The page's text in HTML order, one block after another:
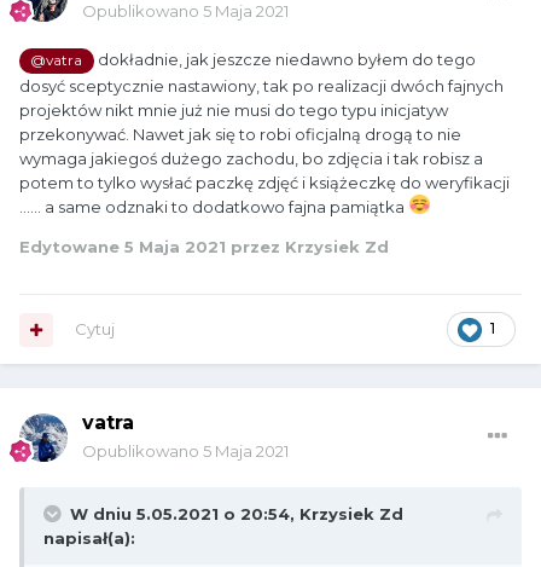
Opublikowano 5 Maja 2021
@vatra
dokładnie, jak jeszcze niedawno byłem do tego
dosyć sceptycznie nastawiony, tak po realizacji dwóch fajnych
projektów nikt mnie już nie musi do tego typu inicjatyw
przekonywać. Nawet jak się to robi oficjalną drogą to nie
wymaga jakiegoś dużego zachodu, bo zdjęcia i tak robisz a
potem to tylko wysłać paczkę zdjęć i książeczkę do weryfikacji
...... a same odznaki to dodatkowo fajna pamiątka
Edytowane 5 Maja 2021 przez Krzysiek Zd
1
Cytuj
vatra
Opublikowano 5 Maja 2021
W dniu 5.05.2021 o 20:54, Krzysiek Zd
napisał(a):